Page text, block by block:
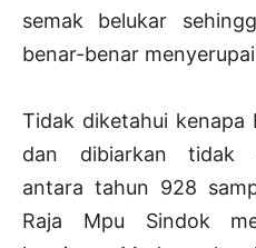
semak belukar
benar-benar
Tidak diketahui kenapa
dan dibiarkan tidak
antara tahun 928
Raja Mpu Sindok